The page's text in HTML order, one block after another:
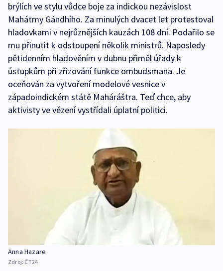
brýlích ve stylu vůdce boje za indickou nezávislost
Mahátmy Gándhího. Za minulých dvacet let protestoval
hladovkami v nejrůznějších kauzách 108 dní. Podařilo se
mu přinutit k odstoupení několik ministrů. Naposledy
pětidenním hladověním v dubnu přiměl úřady k
ústupkům při zřizování funkce ombudsmana. Je
oceňován za vytvoření modelové vesnice v
západoindickém státě Maháráštra. Teď chce, aby
aktivisty ve vězení vystřídali úplatní politici.
Anna Hazare
Zdroj: ČT24